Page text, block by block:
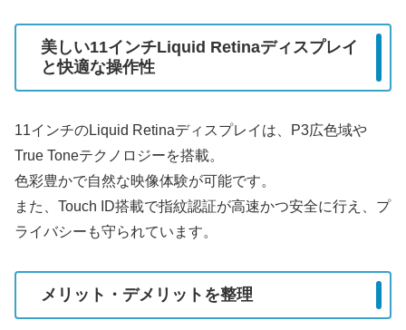
美しい11インチLiquid Retinaディスプレイ
と快適な操作性
11インチのLiquid Retinaディスプレイは、P3広色域や
True Toneテクノロジーを搭載。
色彩豊かで自然な映像体験が可能です。
また、Touch ID搭載で指紋認証が高速かつ安全に行え、プ
ライバシーも守られています。
メリット・デメリットを整理